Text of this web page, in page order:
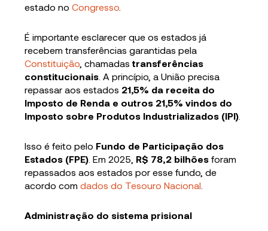
estado noCongresso
É importante esclarecer que os estados já
recebem transferências garantidas pela
Constituição , chamadastransferências
constitucionais . A princípio, a União precisa
repassar aos estados 21,5% da receita do
Imposto de Renda e outros 21,5% vindos do
Imposto sobre Produtos Industrializados (IPI)
Isso é feito pelo Fundo de Participação dos
Estados (FPE) . Em 2025, R$ 78,2 bilhões foram
repassados aos estados por esse fundo, de
acordo com dados do Tesouro Nacional
Administração do sistema prisional